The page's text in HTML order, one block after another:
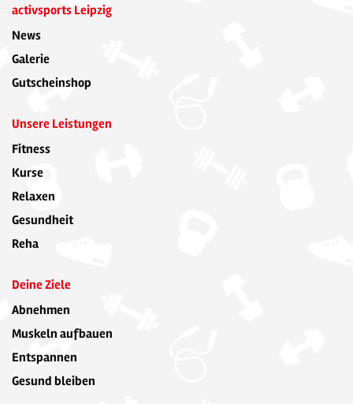
activsports Leipzig
News
Galerie
Gutscheinshop
Unsere Leistungen
Fitness
Kurse
Relaxen
Gesundheit
Reha
Deine Ziele
Abnehmen
Muskeln aufbauen
Entspannen
Gesund bleiben